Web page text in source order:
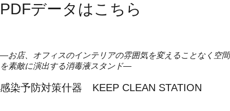
メ
ラ
板
使
れ
無
で
シ
ス
マ
ト
ど
安
群
な
安
設
計
PDFデータはこちら
―お店、オフィスのインテリアの雰囲気を変えることなく空間
を素敵に演出する消毒液スタンド―
感染予防対策什器 KEEP CLEAN STATION